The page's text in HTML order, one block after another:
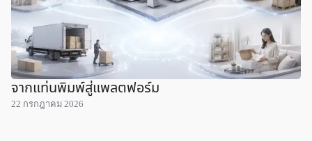
จากแท่นพิมพ์สู่แพลตฟอร์ม
22 กรกฎาคม 2026